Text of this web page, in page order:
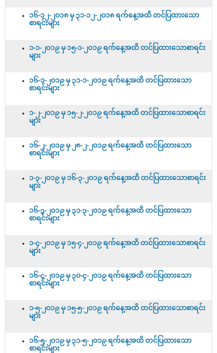
၁၆-၁၂-၂၀၁၈ မှ ၃၁-၁၂-၂၀၁၈ ရက်နေ့အထိ တင်ပြထားသော
စာရင်းများ
၁-၁-၂၀၁၉ မှ ၁၅-၁-၂၀၁၉ ရက်နေ့အထိ တင်ပြထားသောစာရင်း
များ
၁၆-၁-၂၀၁၉ မှ ၃၁-၁-၂၀၁၉ ရက်နေ့အထိ တင်ပြထားသော
စာရင်းများ
၁-၂-၂၀၁၉ မှ ၁၅-၂-၂၀၁၉ ရက်နေ့အထိ တင်ပြထားသောစာရင်း
များ
၁၆-၂-၂၀၁၉ မှ ၂၈-၂-၂၀၁၉ ရက်နေ့အထိ တင်ပြထားသော
စာရင်းများ
၁-၃-၂၀၁၉ မှ ၁၆-၃-၂၀၁၉ ရက်နေ့အထိ တင်ပြထားသောစာရင်း
များ
၁၆-၃-၂၀၁၉ မှ ၃၁-၃-၂၀၁၉ ရက်နေ့အထိ တင်ပြထားသော
စာရင်းများ
၁-၄-၂၀၁၉ မှ ၁၅-၄-၂၀၁၉ ရက်နေ့အထိ တင်ပြထားသောစာရင်း
များ
၁၆-၄-၂၀၁၉ မှ ၃၀-၄-၂၀၁၉ ရက်နေ့အထိ တင်ပြထားသော
စာရင်းများ
၁-၅-၂၀၁၉ မှ ၁၅-၅-၂၀၁၉ ရက်နေ့အထိ တင်ပြထားသောစာရင်း
များ
၁၆-၅-၂၀၁၉ မှ ၃၁-၅-၂၀၁၉ ရက်နေ့အထိ တင်ပြထားသော
စာရင်းများ